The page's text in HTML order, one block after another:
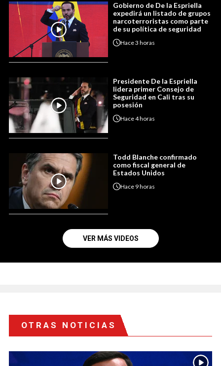
Gobierno de De la Espriella
expedirá un listado de grupos
narcoterroristas como parte
de su política de seguridad
Hace3 horas
Presidente De la Espriella
lidera primer Consejo de
Seguridad en Cali tras su
posesión
Hace4 horas
Todd Blanche confirmado
como fiscal general de
Estados Unidos
Hace 9 horas
VER MÁS VIDEOS
OTRAS NOTICIAS